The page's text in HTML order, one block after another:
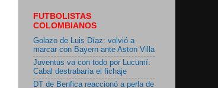
FUTBOLISTAS
COLOMBIANOS
Golazo de Luis Díaz: volvió a
marcar con Bayern ante Aston Villa
Juventus va con todo por Lucumí:
Cabal destrabaría el fichaje
DT de Benfica reaccionó a perla de